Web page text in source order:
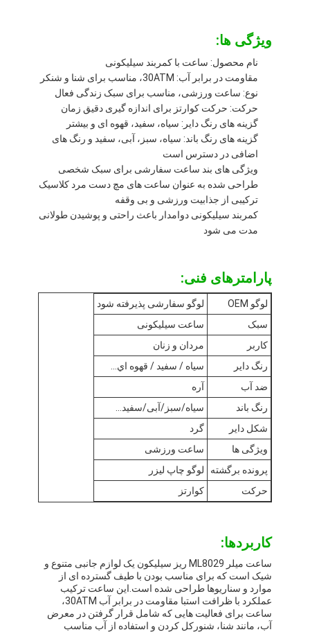
تماس با ما
اخبار
پرونده ها
وبلاگ
ساعت مچی کوارتز
ساعت با بند از فولاد ضد زنگ
ساعت با کمربند سیلیکونی
ساعت کوارتز خانم
ساعت کوارتز مردانه
ساعت نور کوارتز
ساعت دیجیتال ورزشی
ساعت مخصوص زوج ها
قطعات پشتیبان ساعت
لوازم یدکی بند ساعت
ویژگی ها:
نام محصول: ساعت با کمربند سیلیکونی
مقاومت در برابر آب: 30ATM، مناسب برای شنا و شنکر
نوع: ساعت ورزشی، مناسب برای سبک زندگی فعال
حرکت: حرکت کوارتز برای اندازه گیری دقیق زمان
گزینه های رنگ دایر: سیاه، سفید، قهوه ای و بیشتر
گزینه های رنگ باند: سیاه، سبز، آبی، سفید و رنگ های
اضافی در دسترس است
ویژگی های بند ساعت سفارشی برای سبک شخصی
طراحی شده به عنوان ساعت های مچ دست مرد کلاسیک
ترکیبی از جذابیت ورزشی و بی وقفه
کمربند سیلیکونی دوامدار باعث راحتی و پوشیدن طولانی
مدت می شود
پارامترهای فنی:
لوگو OEM
لوگو سفارشی پذیرفته شود
سبک
ساعت سیلیکونی
کاربر
مردان و زنان
رنگ دایر
سياه / سفيد / قهوه اي...
ضد آب
آره
رنگ باند
سیاه/سبز/آبی/سفید...
شکل دایر
گرد
ویژگی ها
ساعت ورزشی
پرونده برگشته
لوگو چاپ لیزر
حرکت
کوارتز
کاربردها:
ساعت میلر ML8029 ریز سیلیکون یک لوازم جانبی متنوع و
شیک است که برای مناسب بودن با طیف گسترده ای از
موارد و سناریوها طراحی شده است.این ساعت ترکیب
عملکرد با ظرافت استبا مقاومت در برابر آب 30ATM،
ساعت برای فعالیت هایی که شامل قرار گرفتن در معرض
آب، مانند شنا، شنورکل کردن و استفاده از آب مناسب